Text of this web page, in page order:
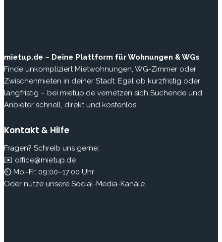
mietup.de – Deine Plattform für Wohnungen & WGs
Finde unkompliziert Mietwohnungen, WG-Zimmer oder
Zwischenmieten in deiner Stadt. Egal ob kurzfristig oder
langfristig – bei mietup.de vernetzen sich Suchende und
Anbieter schnell, direkt und kostenlos.
Kontakt & Hilfe
Fragen? Schreib uns gerne:
✉️ office@mietup.de
⏲ Mo–Fr: 09:00–17:00 Uhr
Oder nutze unsere Social-Media-Kanäle.